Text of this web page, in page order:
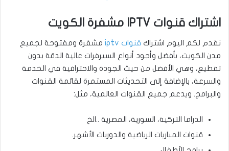
اشتراك قنوات IPTV مشفرة الكويت
نقدم لكم اليوم اشتراك قنوات iptv
مشفرة ومفتوحة لجميع
مدن الكويت، بأفضل وأجود أنواع السيرفرات عالية الدقة بدون
تقطيع، وهي الأفضل من حيث الجودة والاحترافية في الخدمة
والسرعة، بالإضافة إلى التحديثات المستمرة لقائمة القنوات
والبرامج. ويدعم جميع القنوات العالمية، مثل:
الدراما التركية، السورية، المصرية ..الخ
قنوات المباريات الرياضية والدوريات الأشهر.